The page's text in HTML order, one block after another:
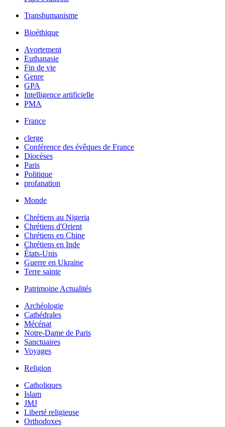
Transhumanisme
Bioéthique
Avortement
Euthanasie
Fin de vie
Genre
GPA
Intelligence artificielle
PMA
France
clerge
Conférence des évêques de France
Diocèses
Paris
Politique
profanation
Monde
Chrétiens au Nigeria
Chrétiens d'Orient
Chrétiens en Chine
Chrétiens en Inde
États-Unis
Guerre en Ukraine
Terre sainte
Patrimoine Actualités
Archéologie
Cathédrales
Mécénat
Notre-Dame de Paris
Sanctuaires
Voyages
Religion
Catholiques
Islam
JMJ
Liberté religieuse
Orthodoxes